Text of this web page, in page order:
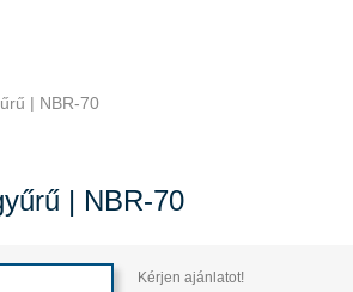
| NBR-70
| NBR-70
Kérjen ajánlatot!